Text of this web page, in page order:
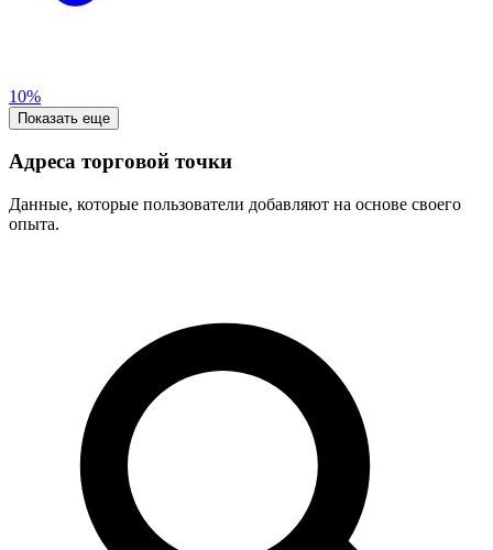
10%
Показать еще
Адреса торговой точки
Данные, которые пользователи добавляют на основе своего
опыта.